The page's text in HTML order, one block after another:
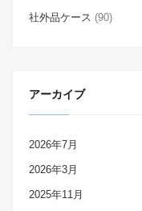
社外品ケース (90)
アーカイブ
2026年7月
2026年3月
2025年11月